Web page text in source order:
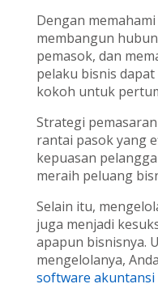
Dengan
membangun
pemasok, dan
pelaku bisnis
kokoh untuk
Strategi
rantai pasok yang
kepuasan
meraih peluang
Selain itu,
juga menjadi
apapun bisnisnya.
mengelolanya,
software akuntansi